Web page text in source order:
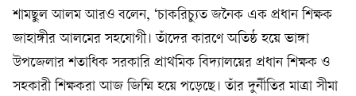
শামছুল আলম আরও বলেন, ‘চাকরিচ্যুত জনৈক এক প্রধান শিক্ষক
জাহাঙ্গীর আলমের সহযোগী। তাঁদের কারণে অতিষ্ঠ হয়ে ভাঙ্গা
উপজেলার শতাধিক সরকারি প্রাথমিক বিদ্যালয়ের প্রধান শিক্ষক ও
সহকারী শিক্ষকরা আজ জিম্মি হয়ে পড়েছে। তাঁর দুর্নীতির মাত্রা সীমা